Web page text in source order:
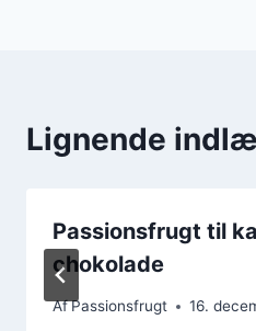
Lignende
Passionsfrugt til
chokolade
AfPassionsfrugt 16.